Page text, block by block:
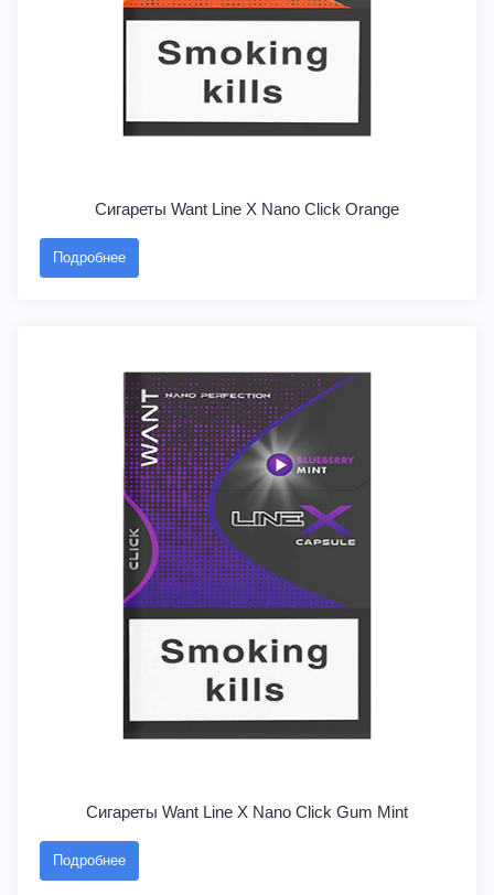
Сигареты Want Line X Nano Click Orange
Подробнее
Сигареты Want Line X Nano Click Gum Mint
Подробнее